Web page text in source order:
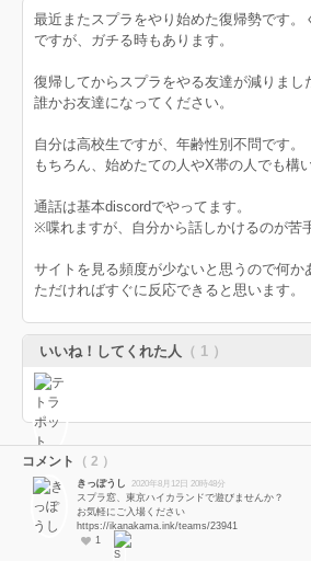
最近またスプラをやり始めた復帰勢です。
ですが、ガチる時もあります。
復帰してからスプラをやる友達が減りまし
誰かお友達になってください。
自分は高校生ですが、年齢性別不問です。
もちろん、始めたての人やX帯の人でも構
通話は基本discordでやってます。
※喋れますが、自分から話しかけるのが苦
サイトを見る頻度が少ないと思うので何か
ただければすぐに反応できると思います。
いいね！してくれた人 （ 1 ）
コメント （ 2 ）
きっぽうし 2020年8月12日 20時48分
スプラ窓、東京ハイカランドで遊びませんか？
お気軽にご入場ください
https://ikanakama.ink/teams/23941
1